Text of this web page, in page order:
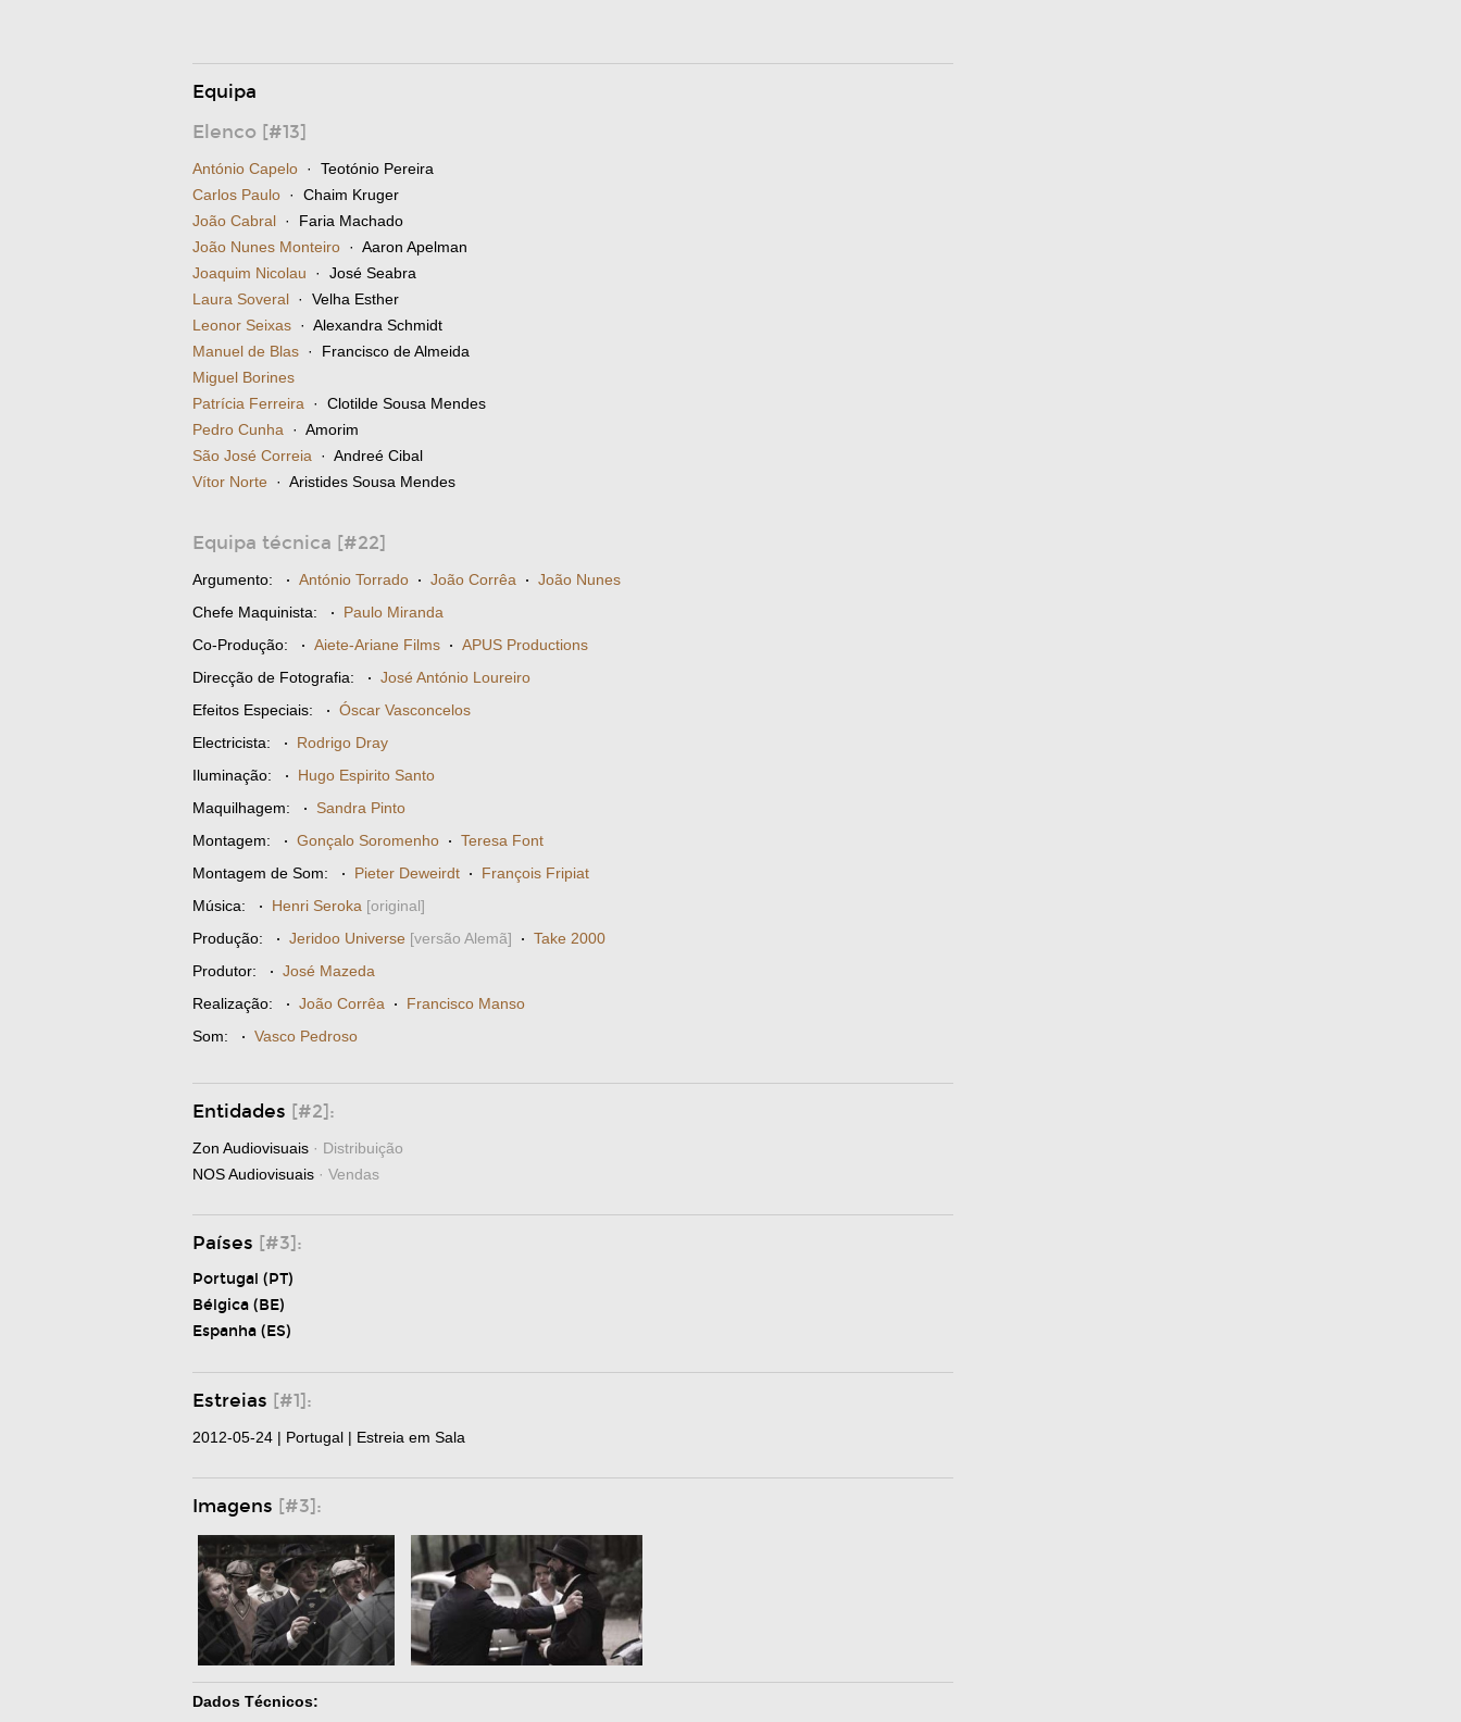
Equipa
Elenco [#13]
António Capelo · Teotónio Pereira
Carlos Paulo · Chaim Kruger
João Cabral · Faria Machado
João Nunes Monteiro · Aaron Apelman
Joaquim Nicolau · José Seabra
Laura Soveral · Velha Esther
Leonor Seixas · Alexandra Schmidt
Manuel de Blas · Francisco de Almeida
Miguel Borines
Patrícia Ferreira · Clotilde Sousa Mendes
Pedro Cunha · Amorim
São José Correia · Andreé Cibal
Vítor Norte · Aristides Sousa Mendes
Equipa técnica [#22]
Argumento: · António Torrado · João Corrêa · João Nunes
Chefe Maquinista: · Paulo Miranda
Co-Produção: · Aiete-Ariane Films · APUS Productions
Direcção de Fotografia: · José António Loureiro
Efeitos Especiais: · Óscar Vasconcelos
Electricista: · Rodrigo Dray
Iluminação: · Hugo Espirito Santo
Maquilhagem: · Sandra Pinto
Montagem: · Gonçalo Soromenho · Teresa Font
Montagem de Som: · Pieter Deweirdt · François Fripiat
Música: · Henri Seroka [original]
Produção: · Jeridoo Universe [versão Alemã] · Take 2000
Produtor: · José Mazeda
Realização: · João Corrêa · Francisco Manso
Som: · Vasco Pedroso
Entidades [#2]:
Zon Audiovisuais · Distribuição
NOS Audiovisuais · Vendas
Países [#3]:
Portugal (PT)
Bélgica (BE)
Espanha (ES)
Estreias [#1]:
2012-05-24 | Portugal | Estreia em Sala
Imagens [#3]:
Dados Técnicos: